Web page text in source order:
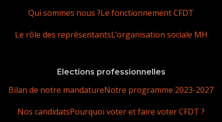
Qui sommes nous ?Le fonctionnement CFDT
Le rôle des représentantsL’organisation sociale MH
Elections professionnelles
Bilan de notre mandatureNotre programme 2023-2027
Nos candidatsPourquoi voter et faire voter CFDT ?